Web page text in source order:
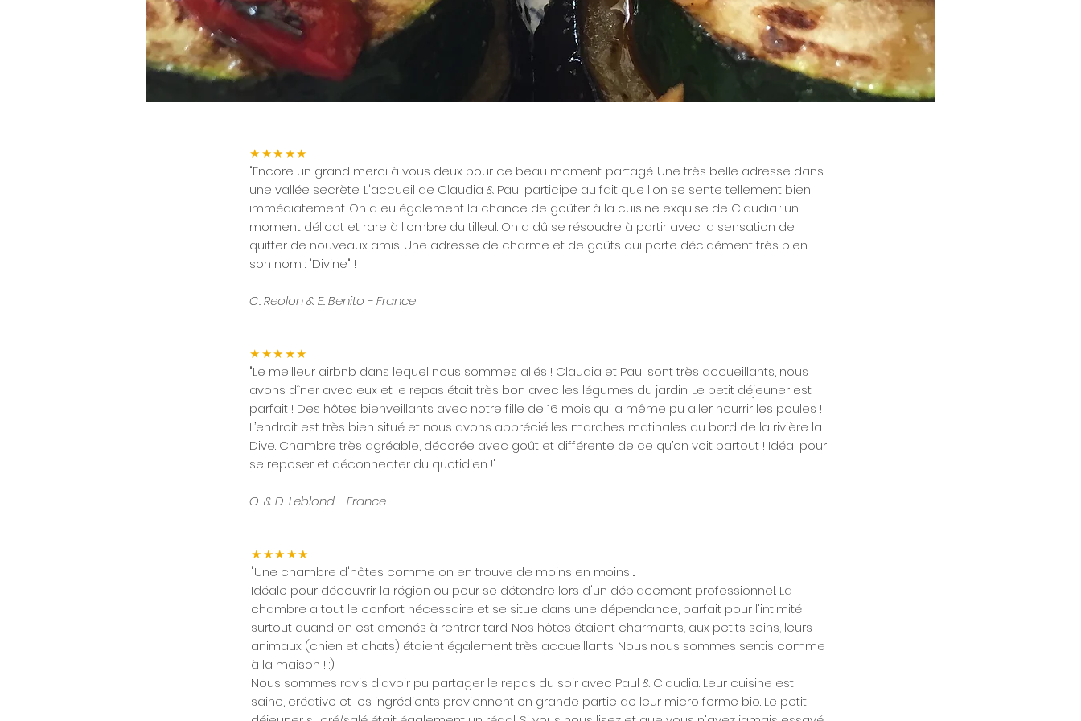
★★★★★
"Encore un grand merci à vous deux pour ce beau moment. partagé. Une très belle adresse dans
une vallée secrète. L'accueil de Claudia & Paul participe au fait que l'on se sente tellement bien
immédiatement. On a eu également la chance de goûter à la cuisine exquise de Claudia : un
moment délicat et rare à l'ombre du tilleul. On a dû se résoudre à partir avec la sensation de
quitter de nouveaux amis. Une adresse de charme et de goûts qui porte décidément très bien
son nom : "Divine" !
C. Reolon & E. Benito - France
★★★★★
"Le meilleur airbnb dans lequel nous sommes allés ! Claudia et Paul sont très accueillants, nous
avons dîner avec eux et le repas était très bon avec les légumes du jardin. Le petit déjeuner est
parfait ! Des hôtes bienveillants avec notre fille de 16 mois qui a même pu aller nourrir les poules !
L’endroit est très bien situé et nous avons apprécié les marches matinales au bord de la rivière la
Dive. Chambre très agréable, décorée avec goût et différente de ce qu’on voit partout ! Idéal pour
se reposer et déconnecter du quotidien !"
O. & D. Leblond - France
★★★★★
"Une chambre d'hôtes comme on en trouve de moins en moins ...
Idéale pour découvrir la région ou pour se détendre lors d'un déplacement professionnel. La
chambre a tout le confort nécessaire et se situe dans une dépendance, parfait pour l'intimité
surtout quand on est amenés à rentrer tard. Nos hôtes étaient charmants, aux petits soins, leurs
animaux (chien et chats) étaient également très accueillants. Nous nous sommes sentis comme
à la maison ! :)
Nous sommes ravis d'avoir pu partager le repas du soir avec Paul & Claudia. Leur cuisine est
saine, créative et les ingrédients proviennent en grande partie de leur micro ferme bio. Le petit